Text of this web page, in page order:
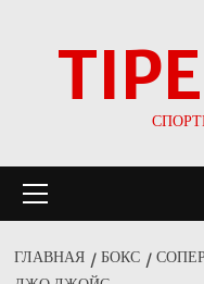
меню
ГЛАВНАЯ БОКС